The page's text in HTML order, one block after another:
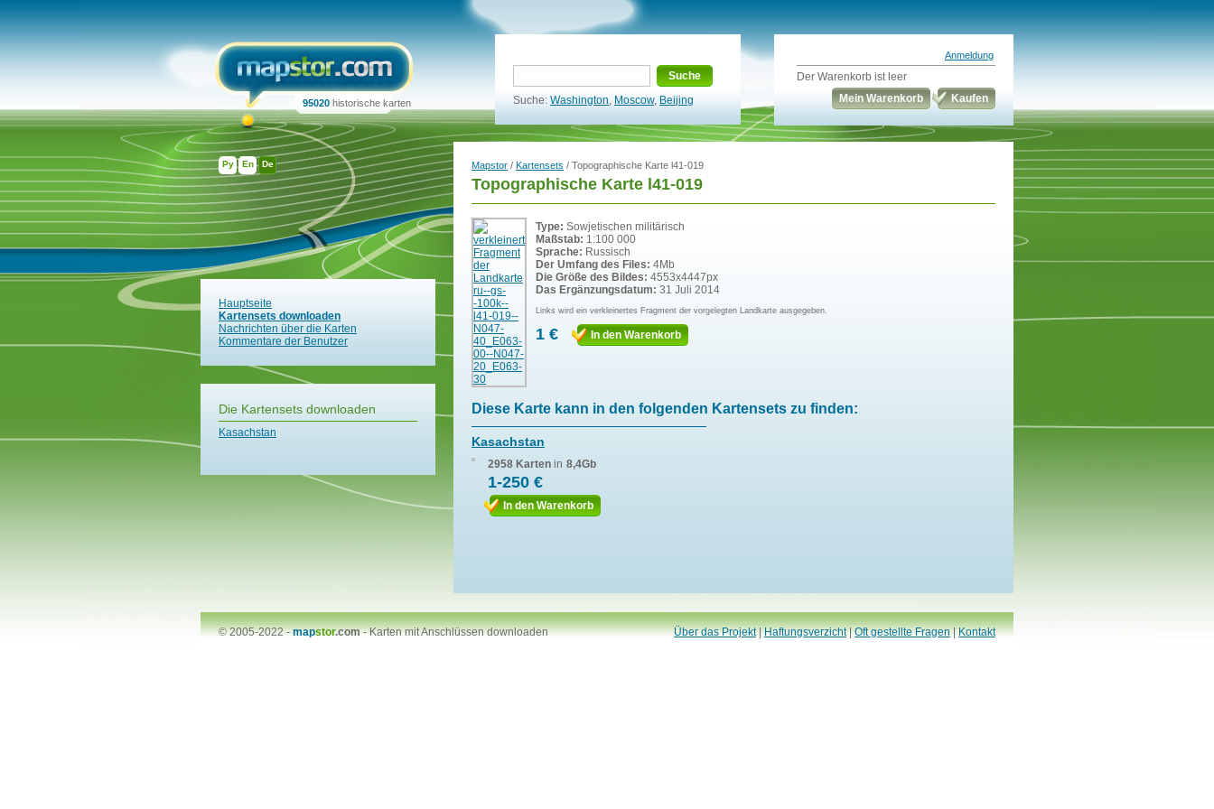
Ру En De
95020 historische karten
Suche
Suche: Washington, Moscow, Beijing
Anmeldung
Der Warenkorb ist leer
Mein Warenkorb
Kaufen
Hauptseite
Kartensets downloaden
Nachrichten über die Karten
Kommentare der Benutzer
Die Kartensets downloaden
Kasachstan
Mapstor / Kartensets / Topographische Karte l41-019
Topographische Karte l41-019
Type: Sowjetischen militärisch
Maßstab: 1:100 000
Sprache: Russisch
Der Umfang des Files: 4Mb
Die Größe des Bildes: 4553x4447px
Das Ergänzungsdatum: 31 Juli 2014
Links wird ein verkleinertes Fragment der vorgelegten Landkarte ausgegeben.
1 € In den Warenkorb
Diese Karte kann in den folgenden Kartensets zu finden:
Kasachstan
2958 Karten in 8,4Gb
1-250 €
In den Warenkorb
© 2005-2022 -mapstor.com-Karten mit Anschlüssen downloaden Über das Projekt|Haftungsverzicht|Oft gestellte Fragen|Kontakt